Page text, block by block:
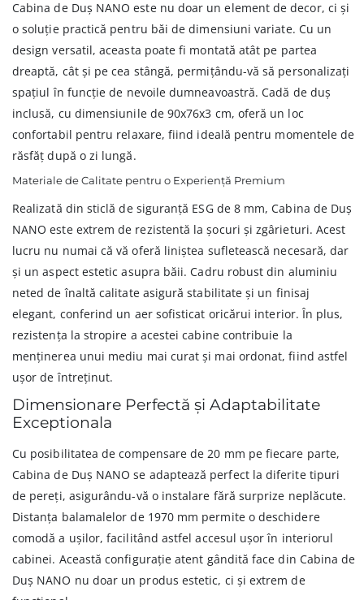
Cabina de Duș NANO este nu doar un element de decor, ci și
o soluție practică pentru băi de dimensiuni variate. Cu un
design versatil, aceasta poate fi montată atât pe partea
dreaptă, cât și pe cea stângă, permițându-vă să personalizați
spațiul în funcție de nevoile dumneavoastră. Cadă de duș
inclusă, cu dimensiunile de 90x76x3 cm, oferă un loc
confortabil pentru relaxare, fiind ideală pentru momentele de
răsfăț după o zi lungă.
Materiale de Calitate pentru o Experiență Premium
Realizată din sticlă de siguranță ESG de 8 mm, Cabina de Duș
NANO este extrem de rezistentă la șocuri și zgârieturi. Acest
lucru nu numai că vă oferă liniștea sufletească necesară, dar
și un aspect estetic asupra băii. Cadru robust din aluminiu
neted de înaltă calitate asigură stabilitate și un finisaj
elegant, conferind un aer sofisticat oricărui interior. În plus,
rezistența la stropire a acestei cabine contribuie la
menținerea unui mediu mai curat și mai ordonat, fiind astfel
ușor de întreținut.
Dimensionare Perfectă și Adaptabilitate
Exceptionala
Cu posibilitatea de compensare de 20 mm pe fiecare parte,
Cabina de Duș NANO se adaptează perfect la diferite tipuri
de pereți, asigurându-vă o instalare fără surprize neplăcute.
Distanța balamalelor de 1970 mm permite o deschidere
comodă a ușilor, facilitând astfel accesul ușor în interiorul
cabinei. Această configurație atent gândită face din Cabina de
Duș NANO nu doar un produs estetic, ci și extrem de